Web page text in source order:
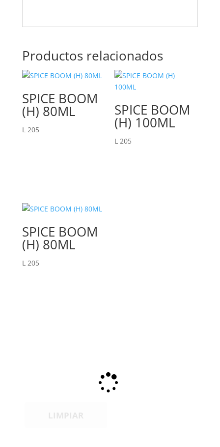
Productos relacionados
SPICE BOOM
(H) 80ML
L205
SPICE BOOM
(H) 100ML
L205
SPICE BOOM
(H) 80ML
L205